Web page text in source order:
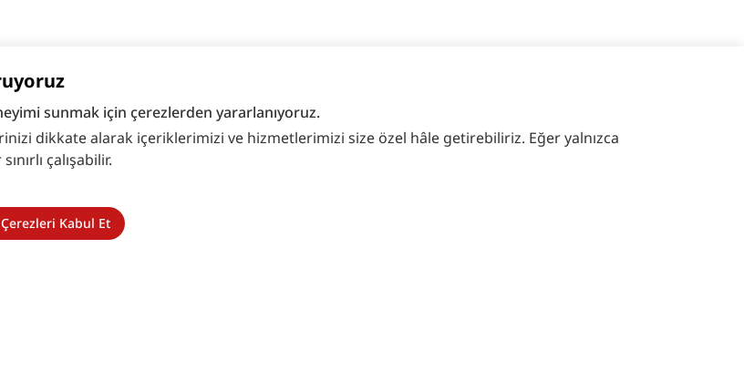
sunmak için çerezlerden yararlanıyoruz.
dikkate alarak içeriklerimizi ve hizmetlerimizi size özel hâle getirebiliriz. Eğer yalnızca
çalışabilir.
Kabul Et